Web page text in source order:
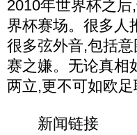
2010年世界杯之
界杯赛场。很多人
很多弦外音,包括
赛之嫌。无论真相
两立,更不可如欧足
新闻链接